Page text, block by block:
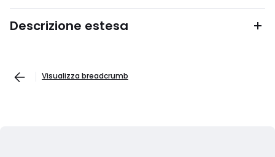
Descrizione estesa
Visualizza breadcrumb